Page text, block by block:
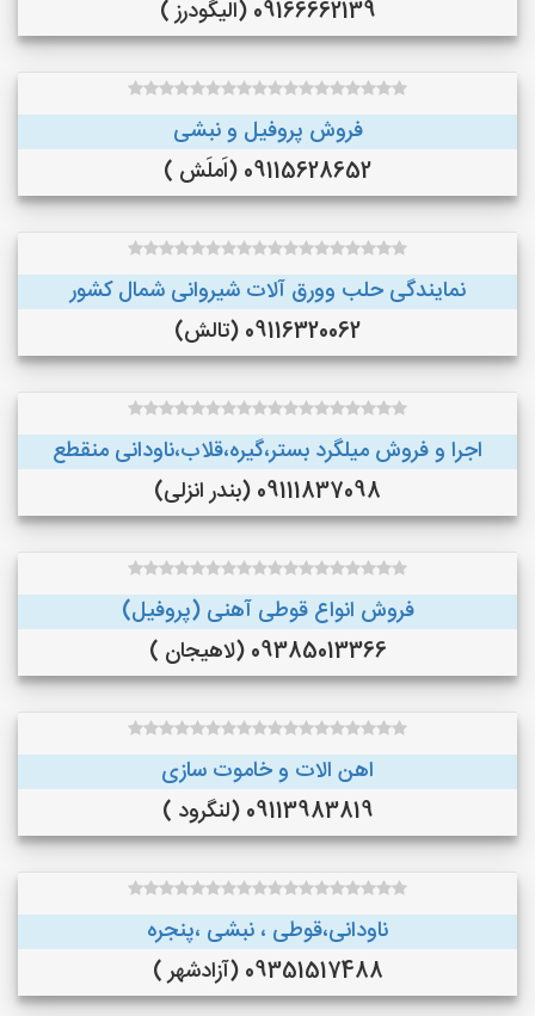
09166662139 (الیگودرز )
فروش پروفیل و نبشی
09115628652 (اَملَش )
نمایندگی حلب وورق آلات شیروانی شمال کشور
09116320062 (تالش)
اجرا و فروش میلگرد بستر،گیره،قلاب،ناودانی منقطع
09111837098 (بندر انزلی)
فروش انواع قوطی آهنی (پروفیل)
09385013366 (لاهیجان )
اهن الات و خاموت سازی
09113983819 (لنگرود )
ناودانی،قوطی ، نبشی ،پنجره
09351517488 (آزادشهر )